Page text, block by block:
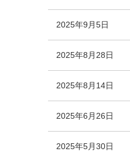
2025年9月5日
2025年8月28日
2025年8月14日
2025年6月26日
2025年5月30日